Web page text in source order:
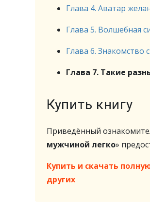
Глава 4. Аватар
Глава 5. Волшебная
Глава 6. Знакомство
Глава 7. Такие
Купить книгу
Приведённый
мужчиной легко»
Купить и скачать
других